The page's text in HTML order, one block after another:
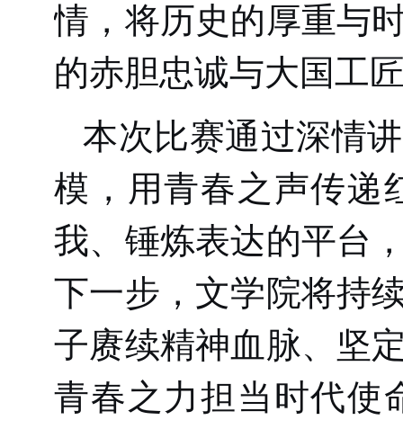
情，将历史的厚重与
的赤胆忠诚与大国工
本次比赛通过深情
模，用青春之声传递
我、锤炼表达的平台
下一步，文学院将持
子赓续精神血脉、坚
青春之力担当时代使